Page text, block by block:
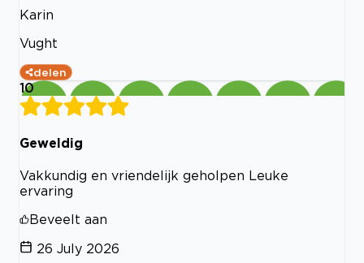
Karin
Vught
delen
10
Geweldig
Vakkundig en vriendelijk geholpen Leuke
ervaring
Beveelt aan
26 July 2026